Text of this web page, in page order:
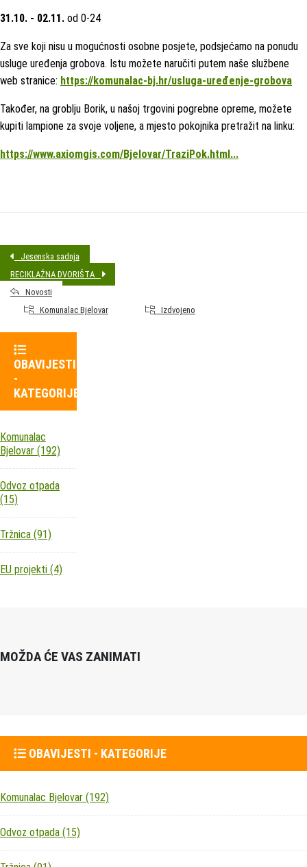
31.10. - 02.11. od 0-24
Za sve koji nisu u mogućnosti osobne posjete, podsjećamo na ponudu
usluge uređenja grobova. Istu možete naručiti putem naše službene
web stranice: https://komunalac-bj.hr/usluga-uređenje-grobova
Također, na groblju Borik, u našoj trgovini pogrebne opreme, možete
kupiti lampione za svoje voljene, a mjesto pokojnika pretražit na linku:
https://www.axiomgis.com/Bjelovar/TraziPok.html...
Jesenska sadnja
RECIKLAŽNA DVORIŠTA
Novosti
Komunalac Bjelovar
Izdvojeno
OBAVIJESTI
-
KATEGORIJE
Komunalac
Bjelovar (192)
Odvoz otpada
(15)
Tržnica (91)
EU projekti (4)
MOŽDA ĆE VAS ZANIMATI
OBAVIJESTI - KATEGORIJE
Komunalac Bjelovar (192)
Odvoz otpada (15)